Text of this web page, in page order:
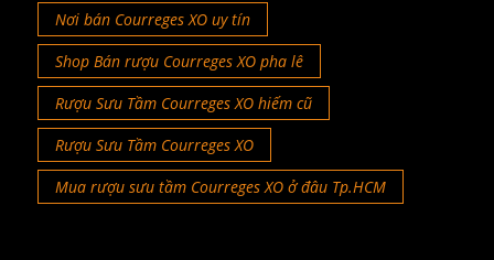
Nơi bán Courreges XO uy tín
Shop Bán rượu Courreges XO pha lê
Rượu Sưu Tầm Courreges XO hiếm cũ
Rượu Sưu Tầm Courreges XO
Mua rượu sưu tầm Courreges XO ở đâu Tp.HCM